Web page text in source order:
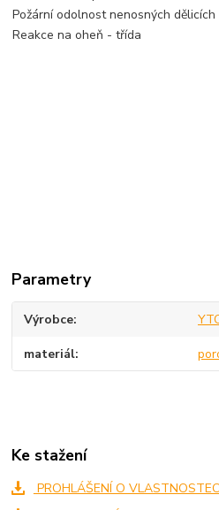
Požární odolnost nenosných dělicích
Reakce na oheň - třída
Parametry
Výrobce
materiál
Ke stažení
PROHLÁŠENÍ O